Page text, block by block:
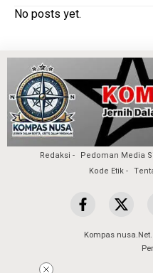
No posts yet.
Redaksi Pedoman Media
Kode Etik
Kompas